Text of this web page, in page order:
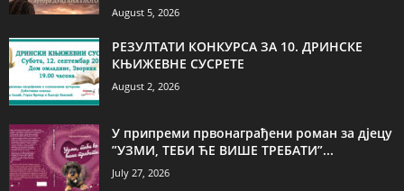
August 5, 2026
РЕЗУЛТАТИ КОНКУРСА ЗА 10. ДРИНСКЕ
КЊИЖЕВНЕ СУСРЕТЕ
August 2, 2026
У припреми првонаграђени роман за дјецу
”УЗМИ, ТЕБИ ЋЕ ВИШЕ ТРЕБАТИ”...
July 27, 2026